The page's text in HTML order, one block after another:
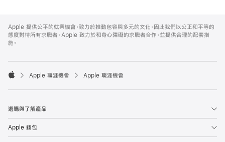
Footer
Apple 提供公平的就業機會，致力於推動包容與多元的文化，因此我們以公正和平等的
態度對待所有求職者。Apple 致力於和身心障礙的求職者合作，並提供合理的配套措
施。

Apple 職涯機會 Apple 職涯機會
選購與了解產品
Apple 錢包